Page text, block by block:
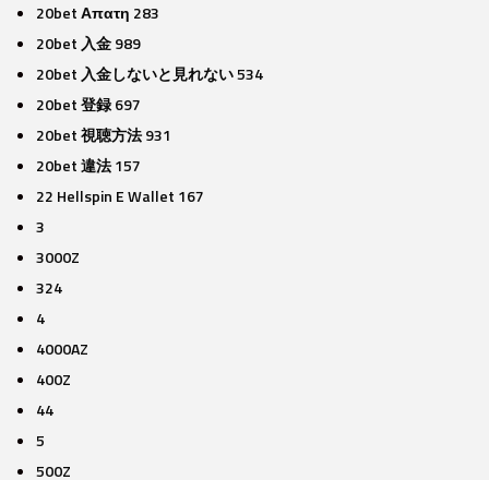
20bet Απατη 283
20bet 入金 989
20bet 入金しないと見れない 534
20bet 登録 697
20bet 視聴方法 931
20bet 違法 157
22 Hellspin E Wallet 167
3
3000Z
324
4
4000AZ
400Z
44
5
500Z